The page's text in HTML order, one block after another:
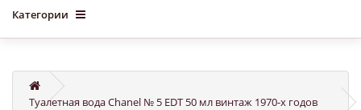
Категории
Туалетная вода Chanel № 5 EDT 50 мл винтаж 1970-х годов